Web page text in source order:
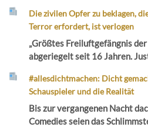
Die zivilen Opfer zu beklagen,
Terror erfordert, ist verlogen
„Größtes Freiluftgefängnis
abgeriegelt seit 16 Jahren.
#allesdichtmachen: Dicht
Schauspieler und die Realität
Bis zur vergangenen Nacht
Comedies seien das